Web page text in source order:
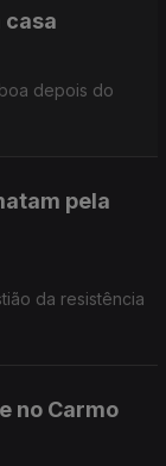
casa
depois do
pela
da resistência
no Carmo